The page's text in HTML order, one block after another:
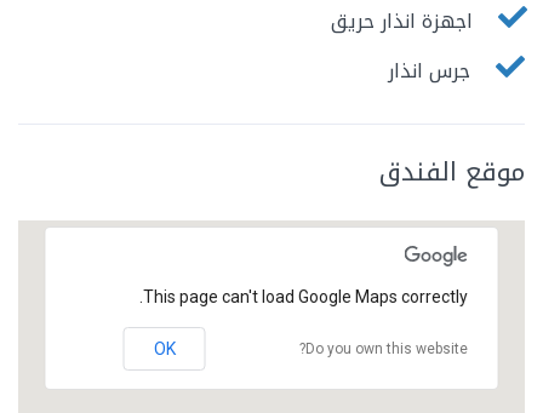
اجهزة انذار حريق
جرس انذار
موقع الفندق
This page can't load Google Maps correctly.
Do you own this website?
OK